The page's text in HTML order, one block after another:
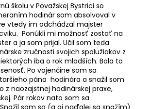
školu v Považskej Bystrici so
hodinár som absolvoval v
vtedy im odchádzal majster
Ponúkli mi možnosť zostať na
a ja som prijal. Učil som teda
zručnosti svojich spolužiakov z
iba o rok mladších. Bola to
Po vojenčine som sa
pána hodinára a snažil som
z naozajstnej hodinárskej praxe,
Pár rokov nato som sa
som sa (a aj naďalej sa snažím)